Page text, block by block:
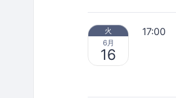
火
6月
16
17:00